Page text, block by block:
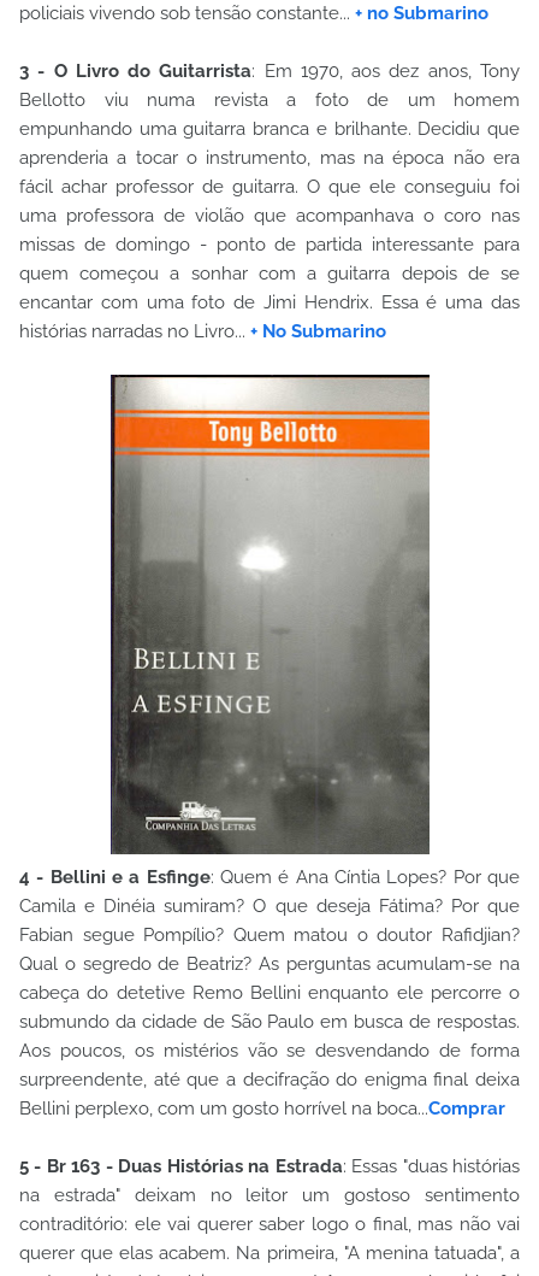
policiais vivendo sob tensão constante... + no Submarino
3 - O Livro do Guitarrista: Em 1970, aos dez anos, Tony
Bellotto viu numa revista a foto de um homem
empunhando uma guitarra branca e brilhante. Decidiu que
aprenderia a tocar o instrumento, mas na época não era
fácil achar professor de guitarra. O que ele conseguiu foi
uma professora de violão que acompanhava o coro nas
missas de domingo - ponto de partida interessante para
quem começou a sonhar com a guitarra depois de se
encantar com uma foto de Jimi Hendrix. Essa é uma das
histórias narradas no Livro... + No Submarino
4 - Bellini e a Esfinge: Quem é Ana Cíntia Lopes? Por que
Camila e Dinéia sumiram? O que deseja Fátima? Por que
Fabian segue Pompílio? Quem matou o doutor Rafidjian?
Qual o segredo de Beatriz? As perguntas acumulam-se na
cabeça do detetive Remo Bellini enquanto ele percorre o
submundo da cidade de São Paulo em busca de respostas.
Aos poucos, os mistérios vão se desvendando de forma
surpreendente, até que a decifração do enigma final deixa
Bellini perplexo, com um gosto horrível na boca...Comprar
5 - Br 163 - Duas Histórias na Estrada: Essas "duas histórias
na estrada" deixam no leitor um gostoso sentimento
contraditório: ele vai querer saber logo o final, mas não vai
querer que elas acabem. Na primeira, "A menina tatuada", a